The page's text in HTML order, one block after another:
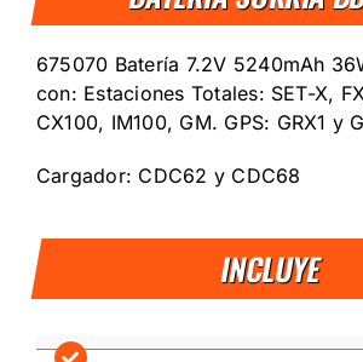
INCLUYE
675070 Batería 7.2V 5240mAh
con: Estaciones Totales: SET-X,
CX100, IM100, GM. GPS: GRX1 y
Cargador: CDC62 y CDC68